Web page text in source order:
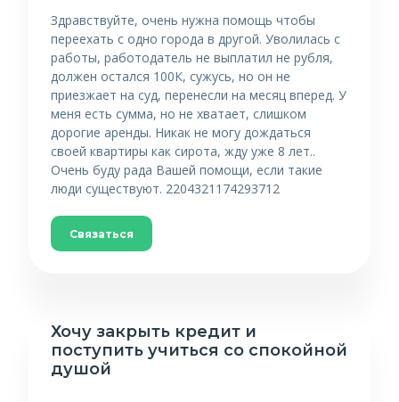
Здравствуйте, очень нужна помощь чтобы
переехать с одно города в другой. Уволилась с
работы, работодатель не выплатил не рубля,
должен остался 100К, сужусь, но он не
приезжает на суд, перенесли на месяц вперед. У
меня есть сумма, но не хватает, слишком
дорогие аренды. Никак не могу дождаться
своей квартиры как сирота, жду уже 8 лет..
Очень буду рада Вашей помощи, если такие
люди существуют. 2204321174293712
Связаться
Хочу закрыть кредит и
поступить учиться со спокойной
душой